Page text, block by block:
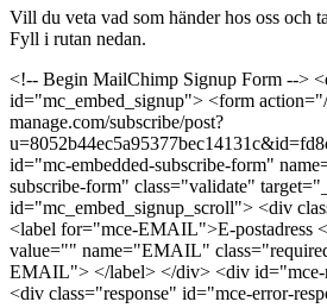
Vill du veta vad som händer hos oss och
Fyll i rutan nedan.
<!-- Begin MailChimp Signup Form -->
id="mc_embed_signup"> <form
manage.com/subscribe/post?
id="mc-embedded-subscribe-form"
subscribe-form" class="validate"
id="mc_embed_signup_scroll"> <div
<label for="mce-EMAIL">E-postadress
value="" name="EMAIL"
EMAIL"> </label> </div> <div id="mce-
<div class="response" id="mce-error-